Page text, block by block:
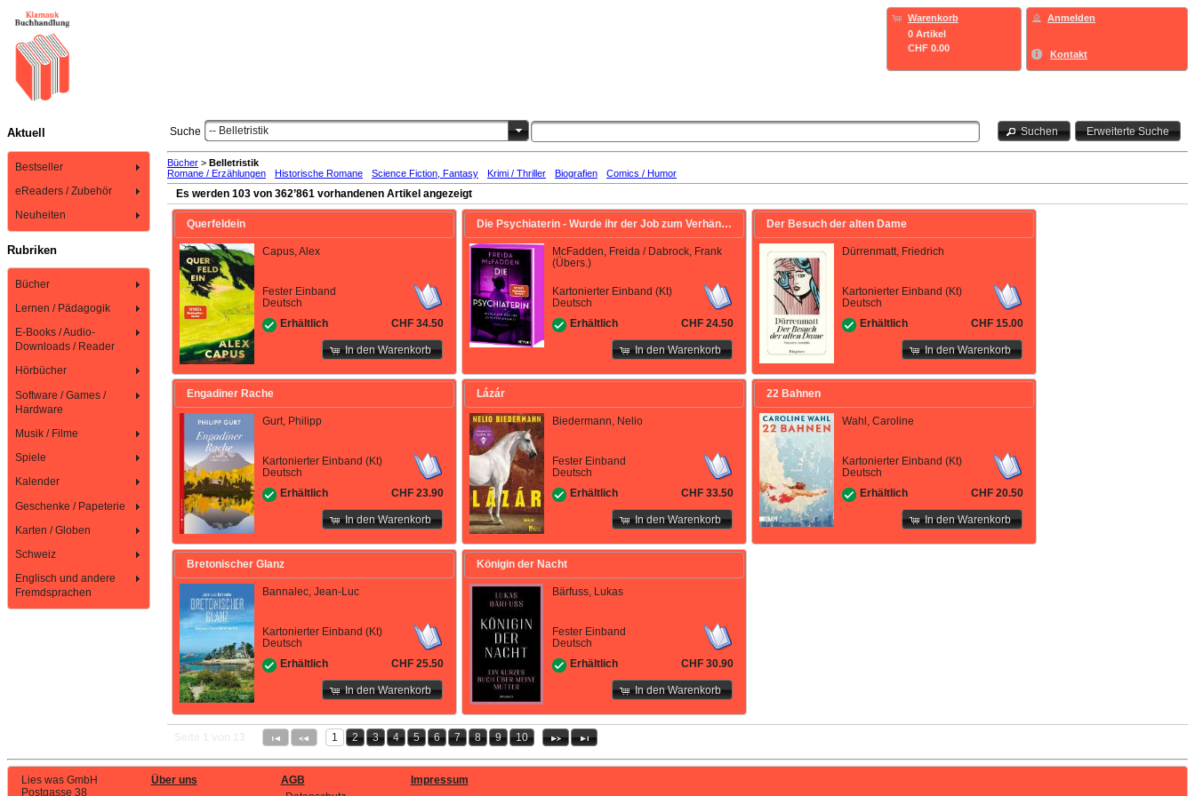
Warenkorb
0 Artikel
CHF 0.00
Anmelden
Kontakt
Aktuell
Bestseller
eReaders / Zubehör
Neuheiten
Rubriken
Bücher
Lernen / Pädagogik
E-Books / Audio-
Downloads / Reader
Hörbücher
Software / Games /
Hardware
Musik / Filme
Spiele
Kalender
Geschenke / Papeterie
Karten / Globen
Schweiz
Englisch und andere
Fremdsprachen
Suche -- Belletristik Suchen Erweiterte Suche
Bücher > Belletristik
Romane / Erzählungen
Historische Romane Science Fiction, Fantasy Krimi / Thriller Biografien Comics / Humor
Es werden 103 von 362’861 vorhandenen Artikel angezeigt
Querfeldein
Capus, Alex
Fester Einband
Deutsch
Erhältlich
CHF 34.50
In den Warenkorb
Die Psychiaterin - Wurde ihr der Job zum Verhängnis?
McFadden, Freida / Dabrock, Frank
(Übers.)
Kartonierter Einband (Kt)
Deutsch
Erhältlich
CHF 24.50
In den Warenkorb
Der Besuch der alten Dame
Dürrenmatt, Friedrich
Kartonierter Einband (Kt)
Deutsch
Erhältlich
CHF 15.00
In den Warenkorb
Engadiner Rache
Gurt, Philipp
Kartonierter Einband (Kt)
Deutsch
Erhältlich
CHF 23.90
In den Warenkorb
Lázár
Biedermann, Nelio
Fester Einband
Deutsch
Erhältlich
CHF 33.50
In den Warenkorb
22 Bahnen
Wahl, Caroline
Kartonierter Einband (Kt)
Deutsch
Erhältlich
CHF 20.50
In den Warenkorb
Bretonischer Glanz
Bannalec, Jean-Luc
Kartonierter Einband (Kt)
Deutsch
Erhältlich
CHF 25.50
In den Warenkorb
Königin der Nacht
Bärfuss, Lukas
Fester Einband
Deutsch
Erhältlich
CHF 30.90
In den Warenkorb
1 2 3 4 5 6 7 8 9 10
Lies was GmbH
Postgasse 38
Über uns
AGB
Impressum